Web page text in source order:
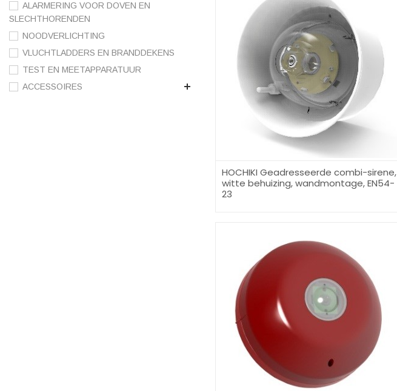
ALARMERING VOOR DOVEN EN
SLECHTHORENDEN
NOODVERLICHTING
VLUCHTLADDERS EN BRANDDEKENS
TEST EN MEETAPPARATUUR
ACCESSOIRES
HOCHIKI Geadresseerde combi-sirene,
witte behuizing, wandmontage, EN54-
23